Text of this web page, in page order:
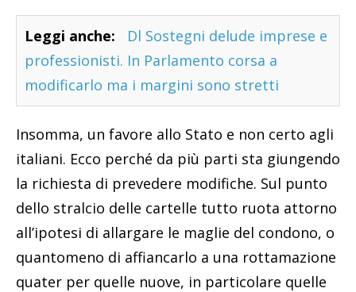
Leggi anche:
Dl Sostegni delude imprese e
professionisti. In Parlamento corsa a
modificarlo ma i margini sono stretti
Insomma, un favore allo Stato e non certo agli
italiani. Ecco perché da più parti sta giungendo
la richiesta di prevedere modifiche. Sul punto
dello stralcio delle cartelle tutto ruota attorno
all’ipotesi di allargare le maglie del condono, o
quantomeno di affiancarlo a una rottamazione
quater per quelle nuove, in particolare quelle